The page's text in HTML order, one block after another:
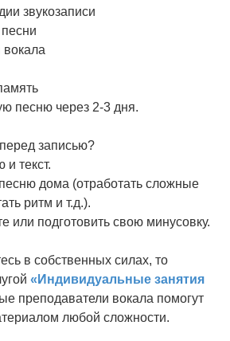
звукозаписи
вокала
песню через 2-3 дня.
записью?
текст.
дома (отработать сложные
ритм и т.д.).
или подготовить свою минусовку.
в собственных силах, то
«Индивидуальные занятия
преподаватели вокала помогут
любой сложности.